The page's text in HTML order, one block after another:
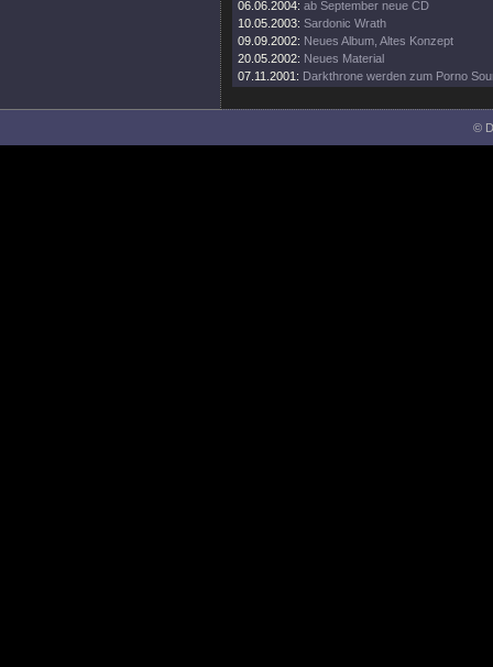
06.06.2004: ab September neue CD
10.05.2003: Sardonic Wrath
09.09.2002: Neues Album, Altes Konzept
20.05.2002: Neues Material
07.11.2001: Darkthrone werden zum Porno
©